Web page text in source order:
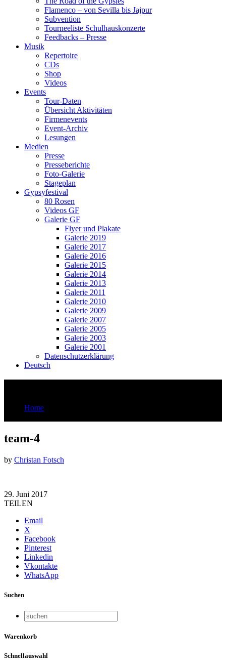
Flamenco – von Sevilla bis Jajpur
Subvention
Tourneeliste Schulhauskonzerte
Feedbacks – Presse
Musik
Repertoire
CDs
Shop
Videos
Events
Tour-Daten
Übersicht Aktivitäten
Firmenevents
Event-Archiv
Lesungen
Medien
Presse
Presseberichte
Foto-Galerie
Stageplan
Gypsyfestival
80 Rosen
Videos GF
Galerie GF
Flyer und Plakate
Galerie 2019
Galerie 2017
Galerie 2016
Galerie 2015
Galerie 2014
Galerie 2013
Galerie 2011
Galerie 2010
Galerie 2009
Galerie 2007
Galerie 2005
Galerie 2003
Galerie 2001
Datenschutzerklärung
Deutsch
Home
team-4
by Christan Fotsch
29. Juni 2017
TEILEN
Email
X
Facebook
Pinterest
Linkedin
Vkontakte
WhatsApp
Suchen
Warenkorb
Schnellauswahl